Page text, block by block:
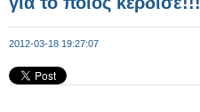
2012-03-18 19:27:07